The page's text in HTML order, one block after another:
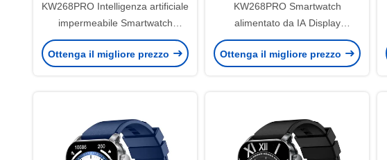
KW268PRO Intelligenza artificiale
impermeabile Smartwatch
Display 1.6 AMOLED, lega di
zinco e chiamate BT HD
Ottenga il migliore prezzo
KW268PRO Smartwatch
alimentato da IA Display
AMOLED da 1,6 pollici,
impermeabile, in lega di zinco e
Ottenga il migliore prezzo